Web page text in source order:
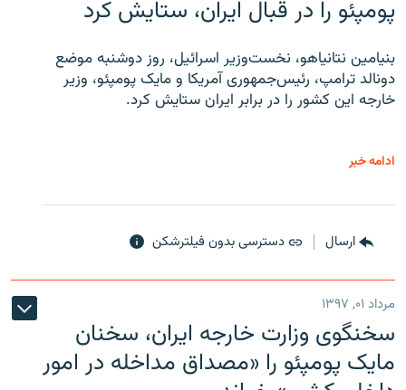
پومپئو را در قبال ایران، ستایش کرد
بنیامین نتانیاهو، نخست‌وزیر اسرائیل، روز دوشنبه موضع
دونالد ترامپ، رئیس‌جمهوری آمریکا و مایک پومپئو، وزیر
خارجه این کشور را در برابر ایران ستایش کرد.
ادامه خبر
ارسال دسترسی بدون فیلترشکن
مرداد ۰۱, ۱۳۹۷
سخنگوی وزارت خارجه ایران، سخنان
مایک پومپئو را «مصداق مداخله در امور